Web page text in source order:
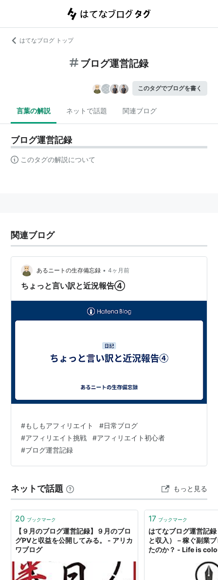
はてなブログ トップ
ブログ運営記録
このタグでブログを書く
言葉の解説 ネットで話題 関連ブログ
ブログ運営記録
このタグの解説について
関連ブログ
あるニートの生存備忘録 • 4ヶ月前
ちょっと言い訳と近況報告④
#もしもアフィリエイト #日常ブログ
#アフィリエイト挑戦 #アフィリエイト初心者
#ブログ運営記録
ネットで話題 もっと見る
20 ブックマーク
【９月のブログ運営記録】９月のブロ
グPVと収益を公開してみる。 - アリカ
ワブログ
17 ブックマーク
はてなブログ運営記
と収入）－稼ぐ副業
たのか？ - Life is